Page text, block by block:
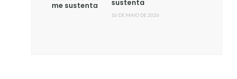
sustenta
16 DE MAIO DE 2026